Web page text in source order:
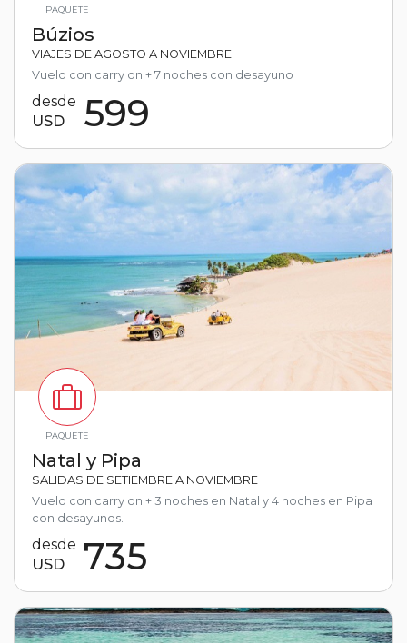
PAQUETE
Búzios
VIAJES DE AGOSTO A NOVIEMBRE
Vuelo con carry on + 7 noches con desayuno
desde
USD
599
PAQUETE
Natal y Pipa
SALIDAS DE SETIEMBRE A NOVIEMBRE
Vuelo con carry on + 3 noches en Natal y 4 noches en Pipa
con desayunos.
desde
USD
735